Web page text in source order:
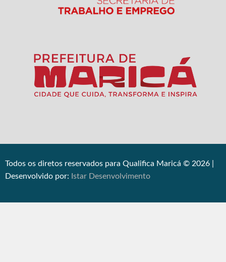
Todos os diretos reservados para Qualifica Maricá © 2026 |
Desenvolvido por: Istar Desenvolvimento